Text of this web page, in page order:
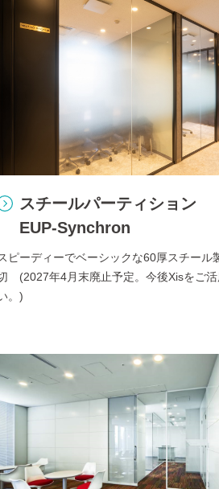
スチールパーティション
EUP-Synchron
ピーディーでベーシックな60厚スチール
(2027年4月末廃止予定。今後Xisをご活
。)